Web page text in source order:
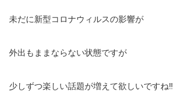
未だに新型コロナウィルスの影響が
外出もままならない状態ですが
少しずつ楽しい話題が増えて欲しいですね‼️